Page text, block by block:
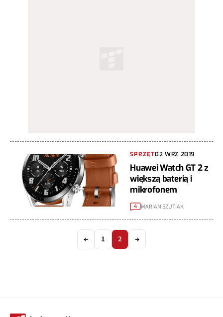
SPRZĘT02 WRZ 2019
Huawei Watch GT 2 z
większą baterią i
mikrofonem
4 MARIAN SZUTIAK
← 1 2 →